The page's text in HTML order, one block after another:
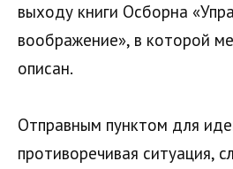
выходу книги Осборна
воображение», в которой
описан.
Отправным пунктом для
противоречивая ситуация,